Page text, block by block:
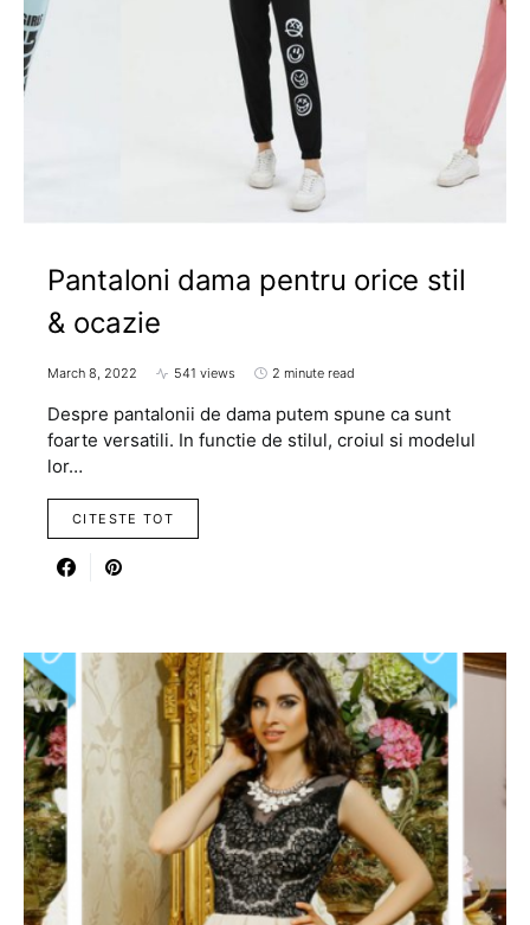
Pantaloni dama pentru orice stil
& ocazie
March 8, 2022 541 views 2 minute read
Despre pantalonii de dama putem spune ca sunt
foarte versatili. In functie de stilul, croiul si modelul
lor…
CITESTE TOT